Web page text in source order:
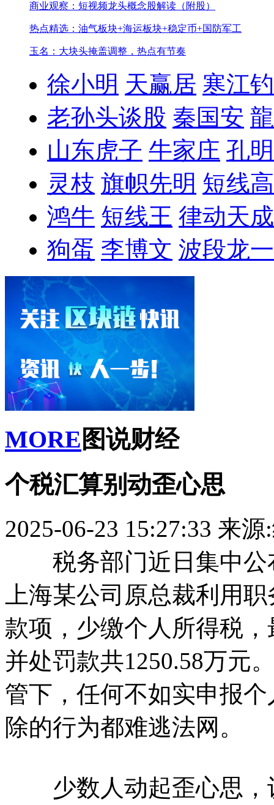
商业观察：短视频龙头概念股解读（附股）
热点精选：油气板块+海运板块+稳定币+国防军工
玉名：大块头掩盖调整，热点有节奏
徐小明 天赢居 寒江
老孙头谈股 秦国安
山东虎子 牛家庄 孔
灵枝 旗帜先明 短线
鸿牛 短线王 律动天成
狗蛋 李博文 波段龙一
MORE 图说财经
个税汇算别动歪心思
2025-06-23 15:27:33 来源
税务部门近日集中公
上海某公司原总裁利用
款项，少缴个人所得税
并处罚款共1250.58万元
管下，任何不如实申报
除的行为都难逃法网。
少数人动起歪心思，